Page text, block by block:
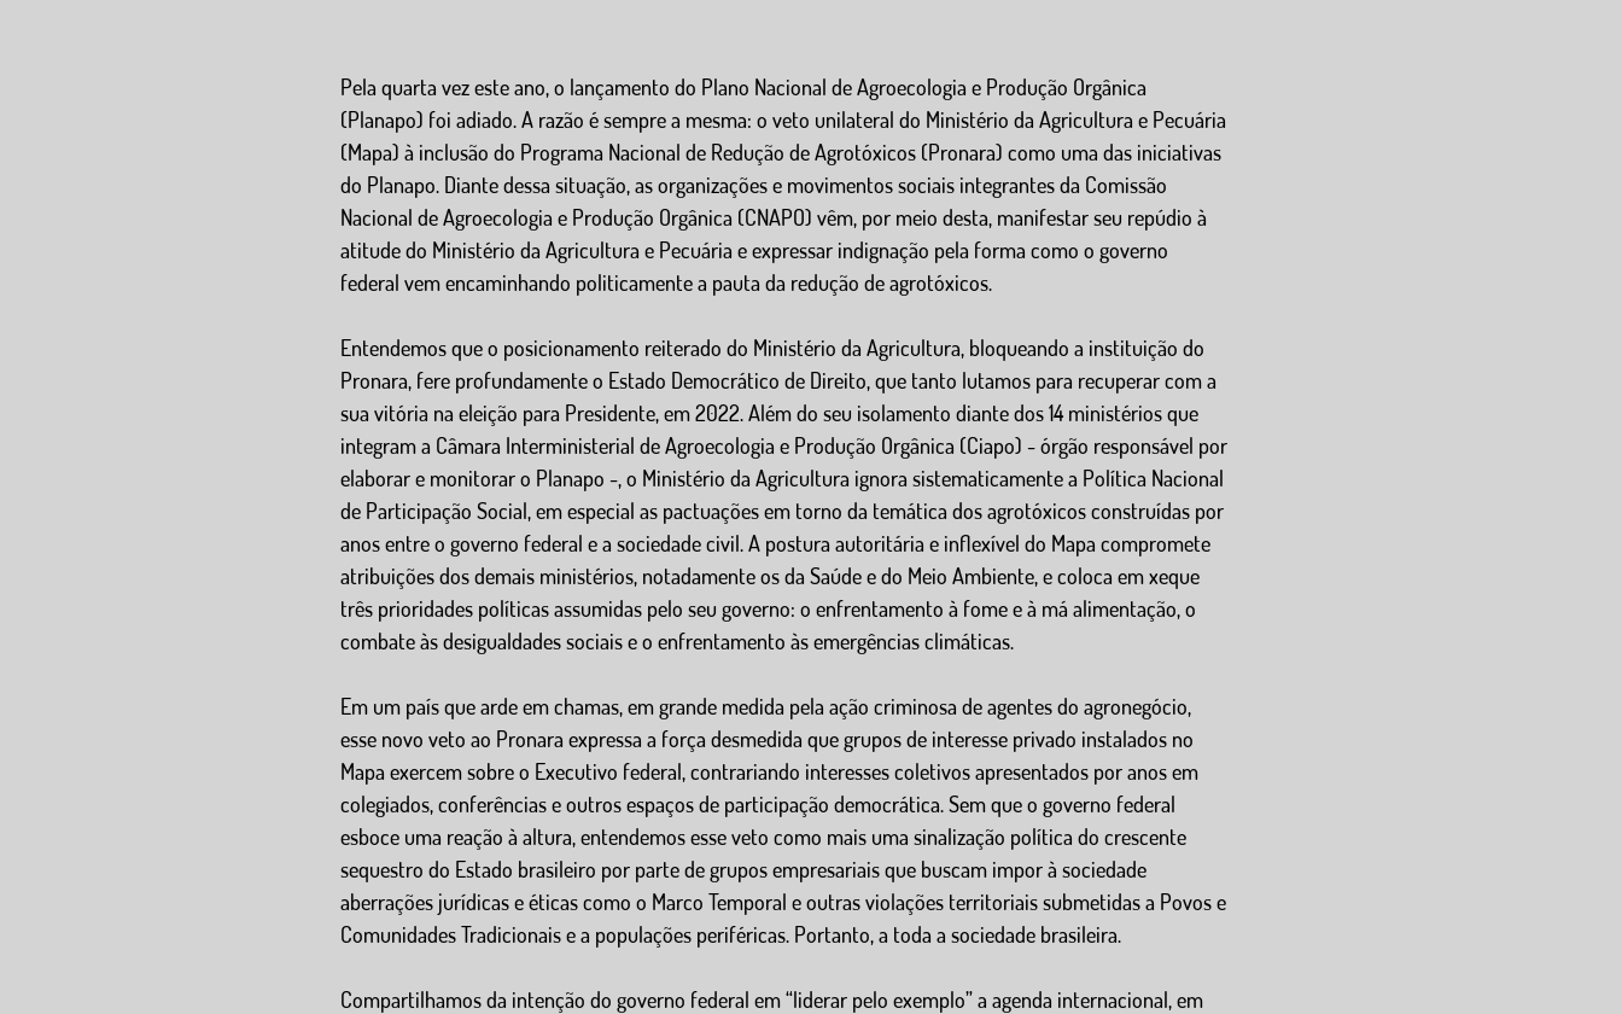
Pela quarta vez este ano, o lançamento do Plano Nacional de Agroecologia e Produção Orgânica
(Planapo) foi adiado. A razão é sempre a mesma: o veto unilateral do Ministério da Agricultura e Pecuária
(Mapa) à inclusão do Programa Nacional de Redução de Agrotóxicos (Pronara) como uma das iniciativas
do Planapo. Diante dessa situação, as organizações e movimentos sociais integrantes da Comissão
Nacional de Agroecologia e Produção Orgânica (CNAPO) vêm, por meio desta, manifestar seu repúdio à
atitude do Ministério da Agricultura e Pecuária e expressar indignação pela forma como o governo
federal vem encaminhando politicamente a pauta da redução de agrotóxicos.
Entendemos que o posicionamento reiterado do Ministério da Agricultura, bloqueando a instituição do
Pronara, fere profundamente o Estado Democrático de Direito, que tanto lutamos para recuperar com a
sua vitória na eleição para Presidente, em 2022. Além do seu isolamento diante dos 14 ministérios que
integram a Câmara Interministerial de Agroecologia e Produção Orgânica (Ciapo) - órgão responsável por
elaborar e monitorar o Planapo -, o Ministério da Agricultura ignora sistematicamente a Política Nacional
de Participação Social, em especial as pactuações em torno da temática dos agrotóxicos construídas por
anos entre o governo federal e a sociedade civil. A postura autoritária e inflexível do Mapa compromete
atribuições dos demais ministérios, notadamente os da Saúde e do Meio Ambiente, e coloca em xeque
três prioridades políticas assumidas pelo seu governo: o enfrentamento à fome e à má alimentação, o
combate às desigualdades sociais e o enfrentamento às emergências climáticas.
Em um país que arde em chamas, em grande medida pela ação criminosa de agentes do agronegócio,
esse novo veto ao Pronara expressa a força desmedida que grupos de interesse privado instalados no
Mapa exercem sobre o Executivo federal, contrariando interesses coletivos apresentados por anos em
colegiados, conferências e outros espaços de participação democrática. Sem que o governo federal
esboce uma reação à altura, entendemos esse veto como mais uma sinalização política do crescente
sequestro do Estado brasileiro por parte de grupos empresariais que buscam impor à sociedade
aberrações jurídicas e éticas como o Marco Temporal e outras violações territoriais submetidas a Povos e
Comunidades Tradicionais e a populações periféricas. Portanto, a toda a sociedade brasileira.
Compartilhamos da intenção do governo federal em “liderar pelo exemplo” a agenda internacional, em